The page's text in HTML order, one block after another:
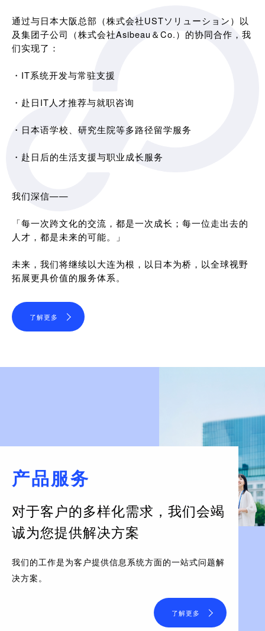
通过与日本大阪总部（株式会社USTソリューション）以
及集团子公司（株式会社Asibeau＆Co.）的协同合作，我
们实现了：
・IT系统开发与常驻支援
・赴日IT人才推荐与就职咨询
・日本语学校、研究生院等多路径留学服务
・赴日后的生活支援与职业成长服务
我们深信——
「每一次跨文化的交流，都是一次成长；每一位走出去的
人才，都是未来的可能。」
未来，我们将继续以大连为根，以日本为桥，以全球视野
拓展更具价值的服务体系。
了解更多
产品服务
对于客户的多样化需求， 我们会竭
诚为您提供解决方案
我们的工作是为客户提供信息系统方面的一站式问题解
决方案。
了解更多